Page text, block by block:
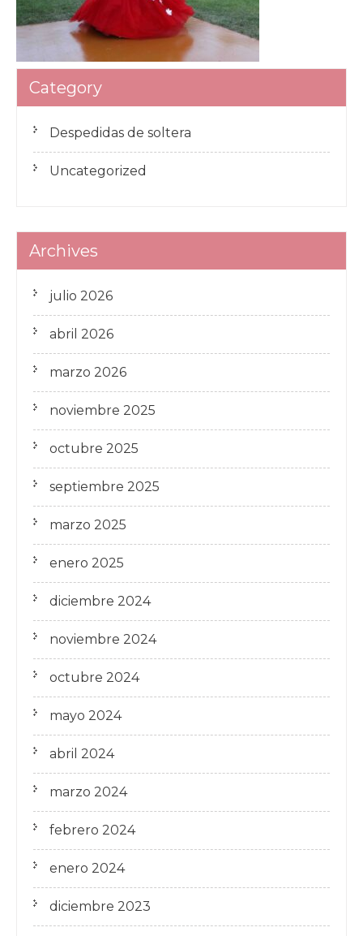
Category
Despedidas de soltera
Uncategorized
Archives
julio 2026
abril 2026
marzo 2026
noviembre 2025
octubre 2025
septiembre 2025
marzo 2025
enero 2025
diciembre 2024
noviembre 2024
octubre 2024
mayo 2024
abril 2024
marzo 2024
febrero 2024
enero 2024
diciembre 2023